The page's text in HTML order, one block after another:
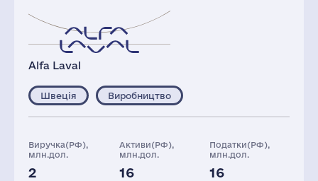
Alfa Laval
Швеція Виробництво
Виручка(РФ),
млн.дол.
2
Активи(РФ),
млн.дол.
16
Податки(РФ),
млн.дол.
16